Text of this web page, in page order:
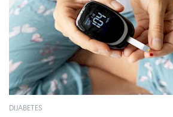
DIJABETES